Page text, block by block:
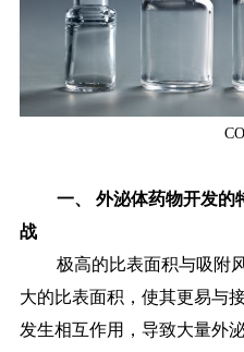
一、
外泌体药物开发的
战
极高的比表面积与吸附
大的比表面积，使其更易与
发生相互作用，导致大量外